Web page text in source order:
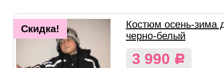
Скидка!
Костюм осень-зима
черно-белый
3 990 Р